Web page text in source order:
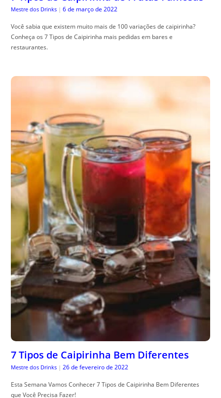
Mestre dos Drinks | 6 de março de 2022
Você sabia que existem muito mais de 100 variações de caipirinha?
Conheça os 7 Tipos de Caipirinha mais pedidas em bares e
restaurantes.
7 Tipos de Caipirinha Bem Diferentes
Mestre dos Drinks | 26 de fevereiro de 2022
Esta Semana Vamos Conhecer 7 Tipos de Caipirinha Bem Diferentes
que Você Precisa Fazer!